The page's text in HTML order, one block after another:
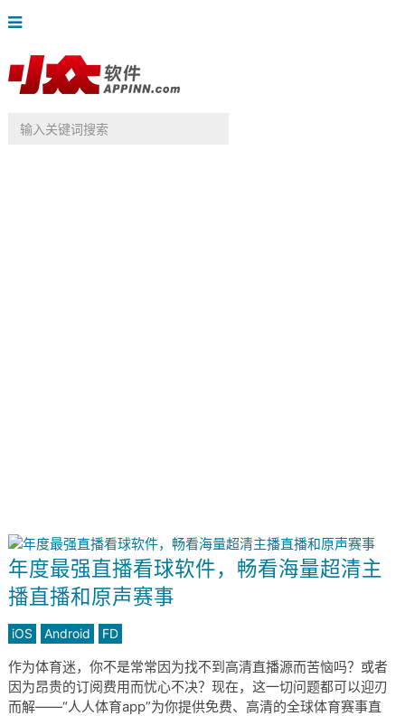
年度最强直播看球软件，畅看海量超清主
播直播和原声赛事
iOS Android FD
作为体育迷，你不是常常因为找不到高清直播源而苦恼吗？或者
因为昂贵的订阅费用而忧心不决？现在，这一切问题都可以迎刃
而解——“人人体育app”为你提供免费、高清的全球体育赛事直